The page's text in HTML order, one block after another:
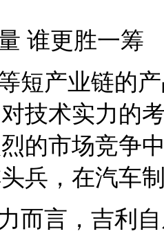
谁更胜一筹
短产业链的
技术实力的
的市场竞争
兵，在汽车
而言，吉利